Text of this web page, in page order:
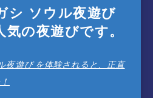
シ ソウル夜遊び
の夜遊びです。
夜遊び を体験されると、正直